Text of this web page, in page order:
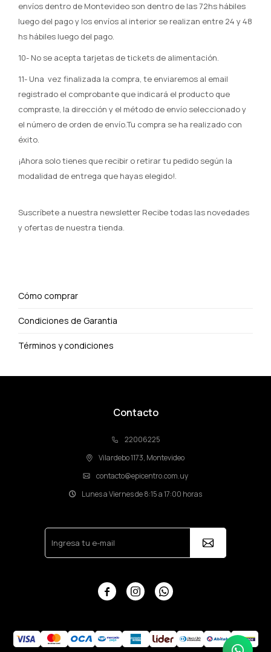
envíos dentro de Montevideo son dentro de las 72hs hábiles
luego del pago y los envíos al interior se realizan entre 24 y 48
hs hábiles luego del pago.
10- No se acepta tarjetas de tickets de alimentación.
11- Una vez finalizada la compra, te enviaremos al email
registrado el comprobante que indicará el producto que
compraste, la dirección y el método de envío seleccionado y
el número de orden de envío.Tu compra se ha realizado con
éxito.
¡Ahora solo tienes que recibir o retirar tu pedido según la
modalidad de entrega que hayas elegido!.
Suscríbete a nuestra newsletter Recibe todas las novedades
y ofertas de nuestra tienda.
Cómo comprar
Condiciones de Garantia
Términos y condiciones
Contacto
22006225
Vilardebo 1173, Montevideo
contacto@epicentro.com.uy
Lunes a Viernes de 8:15 a 17:00 horas
  